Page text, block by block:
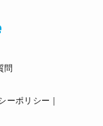
問
ーポリシー